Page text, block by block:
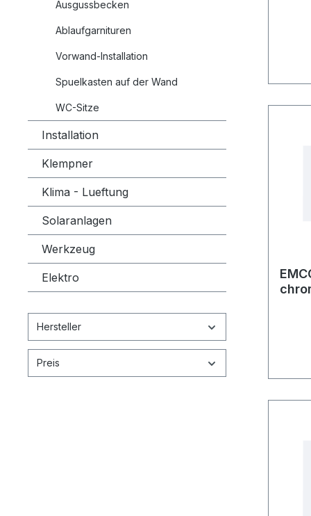
Ausgussbecken
Ablaufgarnituren
Vorwand-Installation
Spuelkasten auf der Wand
WC-Sitze
Installation
Klempner
Klima - Lueftung
Solaranlagen
Werkzeug
Elektro
Hersteller
Preis